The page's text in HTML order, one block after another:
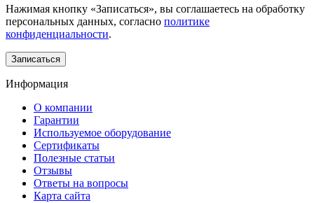
Нажимая кнопку «Записаться», вы соглашаетесь на обработку
персональных данных, согласно политике
конфиденциальности.
Информация
О компании
Гарантии
Используемое оборудование
Сертификаты
Полезные статьи
Отзывы
Ответы на вопросы
Карта сайта